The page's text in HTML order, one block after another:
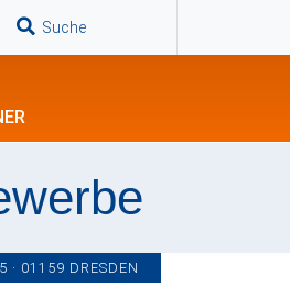
Suche
· 01159 DRESDEN